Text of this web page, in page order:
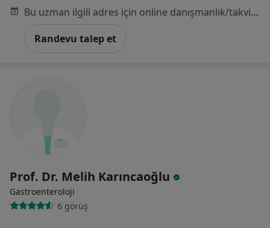
Bu uzman ilgili adres için online danışmanlık/takvim sunmuyor.
Randevu talep et
Prof. Dr. Melih Karıncaoğlu
Gastroenteroloji
6 görüş